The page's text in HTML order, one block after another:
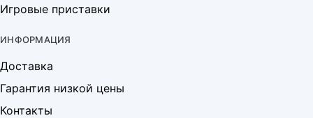
Игровые приставки
ИНФОРМАЦИЯ
Доставка
Гарантия низкой цены
Контакты